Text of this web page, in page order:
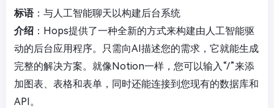
标语：与人工智能聊天以构建后台系统
介绍 ：Hops提供了一种全新的方式来构建由人工智能驱
动的后台应用程序。只需向AI描述您的需求，它就能生成
完整的解决方案。就像Notion一样，您可以输入“/”来添
加图表、表格和表单，同时还能连接到您现有的数据库和
API。